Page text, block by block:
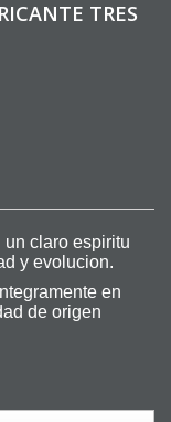
TRES
claro espiritu
y evolucion.
en
de origen